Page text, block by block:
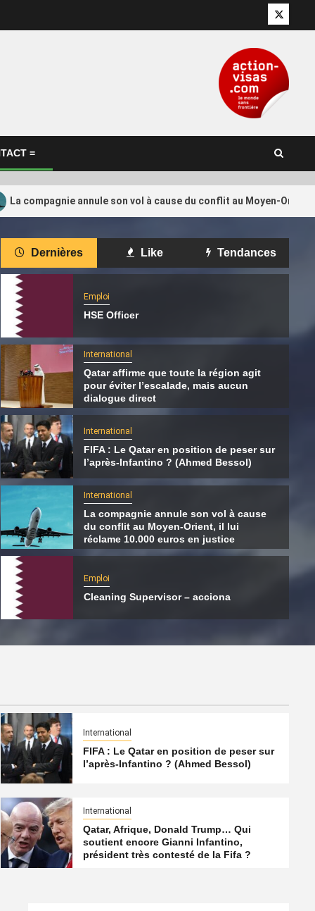
Twitter
=
La compagnie annule son vol à cause du conflit au Moyen-
de
?
4
International
Le Qatar appelle à faire pression
compagnie annule son vol à cause du
au Moyen-Orient, il lui réclame
en justice
6 août 2026 Qatarien
Dernières Like Tendances
Emploi
HSE Officer
International
Qatar affirme que toute la région agit
pour éviter l’escalade, mais aucun
dialogue direct
International
FIFA : Le Qatar en position de peser sur
l’après-Infantino ? (Ahmed Bessol)
International
La compagnie annule son vol à cause
du conflit au Moyen-Orient, il lui
réclame 10.000 euros en justice
Emploi
Cleaning Supervisor – acciona
International
FIFA : Le Qatar en position de peser sur
l’après-Infantino ? (Ahmed Bessol)
International
Qatar, Afrique, Donald Trump… Qui
soutient encore Gianni Infantino,
président très contesté de la Fifa ?